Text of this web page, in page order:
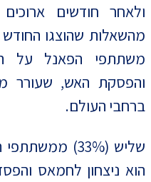
ולאחר חודשים
מהשאלות שהוצגו
משתתפי הפאנל על
והפסקת האש, שעורר
ברחבי העולם.
שליש (33%)
הוא ניצחון לחמאס